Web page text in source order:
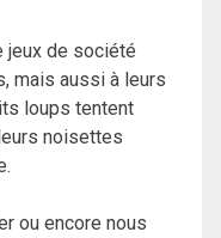
jeux de société
mais aussi à leurs
loups tentent
noisettes
ou encore nous